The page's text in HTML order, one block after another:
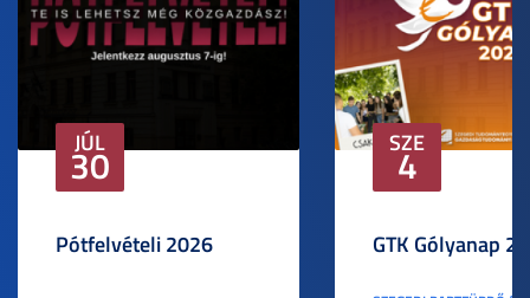
JÚL
30
Pótfelvételi 2026
SZE
4
GTK Gólyanap